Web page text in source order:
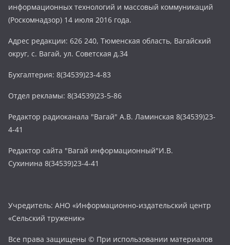
информационных технологий и массовый коммуникаций
(Роскомнадзор) 14 июля 2016 года.
Адрес редакции: 626 240, Тюменская область, Вагайский
округ, с. Вагай, ул. Советская д.34
Бухгалтерия: 8(34539)23-4-83
Отдел рекламы: 8(34539)23-5-86
Редактор радиоканала "Вагай" А.В. Ламинская 8(34539)23-
4-41
Редактор сайта "Вагай информационный"И.В.
Сухинина 8(34539)23-4-41
Учредитель: АНО «Информационно-издательский центр
«Сельский труженик»
Все права защищены © При использовании материалов